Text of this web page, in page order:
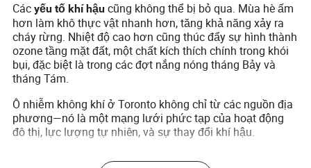
Cácyếu tố khí hậu cũng không thể bị bỏ qua. Mùa hè ấm
hơn làm khô thực vật nhanh hơn, tăng khả năng xảy ra
cháy rừng. Nhiệt độ cao hơn cũng thúc đẩy sự hình thành
ozone tầng mặt đất, một chất kích thích chính trong khói
bụi, đặc biệt là trong các đợt nắng nóng tháng Bảy và
tháng Tám.
Ô nhiễm không khí ở Toronto không chỉ từ các nguồn địa
phương—nó là một mạng lưới phức tạp của hoạt động
đô thị, lực lượng tự nhiên, và sự thay đổi khí hậu.
Toronto đang phản ứng như thế nào: